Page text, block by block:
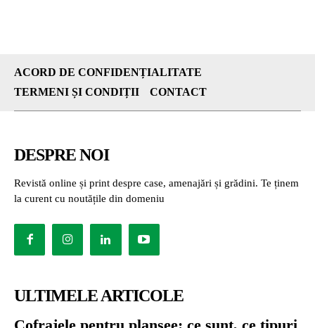
ACORD DE CONFIDENȚIALITATE
TERMENI ȘI CONDIȚII
CONTACT
DESPRE NOI
Revistă online și print despre case, amenajări și grădini. Te ținem
la curent cu noutățile din domeniu
ULTIMELE ARTICOLE